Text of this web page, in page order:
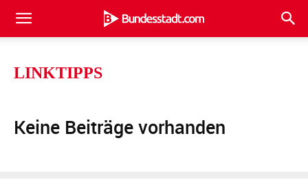
LINKTIPPS
Keine Beiträge vorhanden